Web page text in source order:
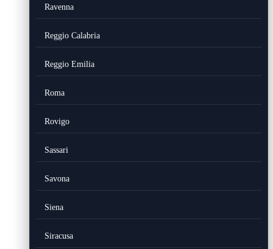
Ravenna
Reggio Calabria
Reggio Emilia
Roma
Rovigo
Sassari
Savona
Siena
Siracusa